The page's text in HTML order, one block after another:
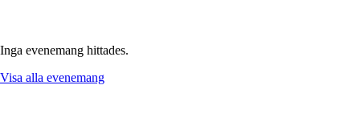
Inga evenemang hittades.
Visa alla evenemang